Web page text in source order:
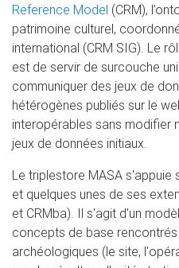
Reference Model (CRM),
patrimoine culturel,
international (CRM SIG). Le
est de servir de surcouche
communiquer des jeux de
hétérogènes publiés sur le
interopérables sans modifier
jeux de données initiaux.
Le triplestore MASA s'appuie
et quelques unes de ses
et CRMba). Il s'agit d'un
concepts de base
archéologiques (le site,